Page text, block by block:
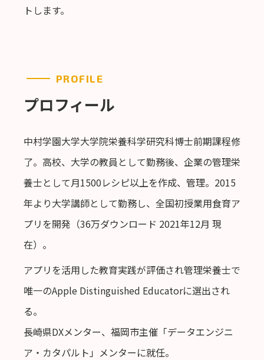
トします。
PROFILE
プロフィール
中村学園大学大学院栄養科学研究科博士前期課程修
了。高校、大学の教員として勤務後、企業の管理栄
養士として月1500レシピ以上を作成、管理。2015
年より大学講師として勤務し、全国初授業用食育ア
プリを開発（36万ダウンロード 2021年12月 現
在）。
アプリを活用した教育実践が評価され管理栄養士で
唯一のApple Distinguished Educatorに選出され
る。
長崎県DXメンター、福岡市主催「データエンジニ
ア・カタパルト」メンターに就任。